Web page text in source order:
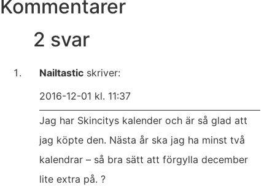
Kommentarer
2 svar
Nailtastic skriver:
2016-12-01 kl. 11:37
Jag har Skincitys kalender och är så glad att
jag köpte den. Nästa år ska jag ha minst två
kalendrar – så bra sätt att förgylla december
lite extra på. ?